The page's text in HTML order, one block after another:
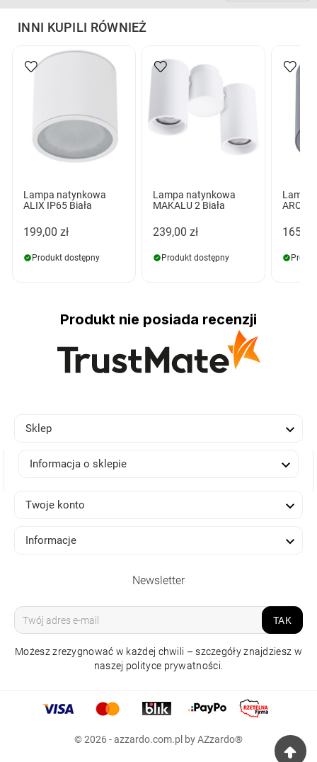
INNI KUPILI RÓWNIEŻ
Lampa natynkowa
ALIX IP65 Biała
199,00 zł
Produkt dostępny
Lampa natynkowa
MAKALU 2 Biała
239,00 zł
Produkt dostępny
Lampa
ARO
165,00
Produkt nie posiada recenzji
LAMPA NATYNKOWA
Sklep 
Informacja o sklepie 
Twoje konto 
Informacje 
Newsletter
TAK
Możesz zrezygnować w każdej chwili – szczegóły znajdziesz w
naszej polityce prywatności.
© 2026 - azzardo.com.pl by AZzardo®